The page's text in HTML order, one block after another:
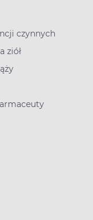
czynnych
ziół